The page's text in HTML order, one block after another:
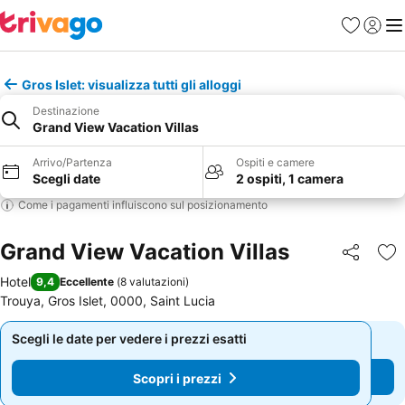
PreferitiAccedi
Gros Islet: visualizza tutti gli alloggi
Destinazione
Grand View Vacation Villas
Arrivo/Partenza
Scegli date
Ospiti e camere
2 ospiti, 1 camera
Come i pagamenti influiscono sul posizionamento
Grand View Vacation Villas Condividi
Hotel 9,4 Eccellente (8 valutazioni)
Trouya, Gros Islet, 0000, Saint Lucia
Scegli le date per vedere i prezzi esatti
Scopri i prezzi
Scegli le date per vedere i prezzi esatti
Scopri i prezzi